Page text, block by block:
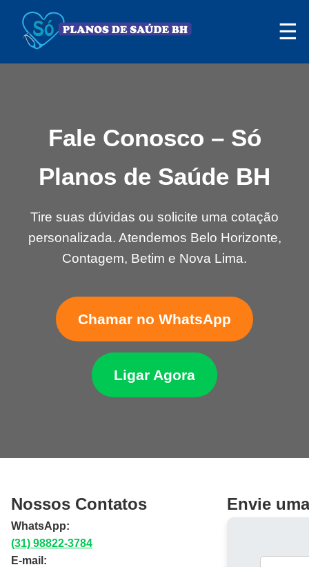
☰
Fale Conosco – Só
Planos de Saúde BH
Tire suas dúvidas ou solicite uma cotação
personalizada. Atendemos Belo Horizonte,
Contagem, Betim e Nova Lima.
Chamar no WhatsApp
Ligar Agora
Nossos Contatos
WhatsApp:
(31) 98822-3784
E-mail:
Envie